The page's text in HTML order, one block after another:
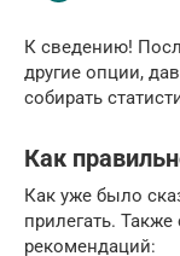
К сведению!
другие опции,
собирать
Как
Как уже было
прилегать.
рекомендаций: